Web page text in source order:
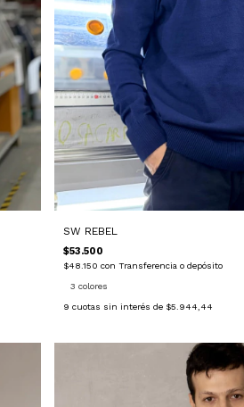
SW REBEL
$53.500
$48.150con Transferencia o depósito
3 colores
9 cuotas sin interés de $5.944,44